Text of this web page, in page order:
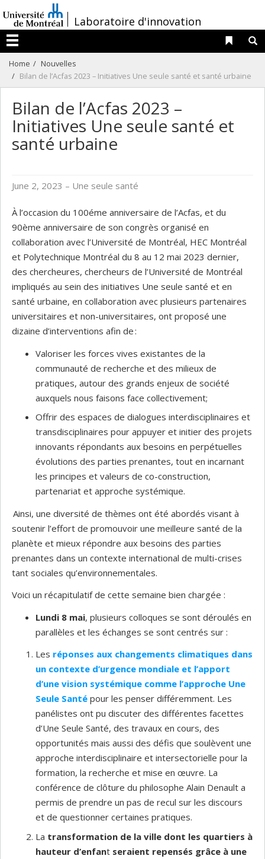
au
contenu
/Laboratoire d'innovation
Menu
Liens
Home
Nouvelles
Bilan de l’Acfas 2023 – Initiatives Une seule santé et santé urbaine
Bilan de l’Acfas 2023 –
Initiatives Une seule santé et
santé urbaine
June 2, 2023 – Une seule santé
À l’occasion du 100éme anniversaire de l’Acfas, et du
90ème anniversaire de son congrès organisé en
collaboration avec l’Université de Montréal, HEC Montréal
et Polytechnique Montréal du 8 au 12 mai 2023 dernier,
des chercheures, chercheurs de l’Université de Montréal
impliqués au sein des initiatives Une seule santé et en
santé urbaine, en collaboration avec plusieurs partenaires
universitaires et non-universitaires, ont proposé une
dizaine d’interventions afin de :
Valoriser les forces vives existantes de la
communauté de recherche et des milieux de
pratiques, autour des grands enjeux de société
auxquels nous faisons face collectivement;
Offrir des espaces de dialogues interdisciplinaires et
transdisciplinaires pour appuyer et initier des projets
innovants répondants aux besoins en perpétuelles
évolutions des parties prenantes, tout en incarnant
les principes et valeurs de co-construction,
partenariat et approche systémique.
Ainsi, une diversité de thèmes ont été abordés visant à
soutenir l’effort de promouvoir une meilleure santé de la
planète et mieux répondre aux besoins des parties
prenantes dans un contexte international de multi-crises
tant sociales qu’environnementales.
Voici un récapitulatif de cette semaine bien chargée :
Lundi 8 mai, plusieurs colloques se sont déroulés en
parallèles et les échanges se sont centrés sur :
Les réponses aux changements climatiques dans
un contexte d’urgence mondiale et l’apport
d’une vision systémique comme l’approche Une
Seule Santé pour les penser différemment. Les
panélistes ont pu discuter des différentes facettes
d’Une Seule Santé, des travaux en cours, des
opportunités mais aussi des défis que soulèvent une
approche interdisciplinaire et intersectorielle pour la
formation, la recherche et mise en œuvre. La
conférence de clôture du philosophe Alain Denault a
permis de prendre un pas de recul sur les discours
et de questionner certaines pratiques.
La transformation de la ville dont les quartiers à
hauteur d’enfant seraient repensés grâce à une